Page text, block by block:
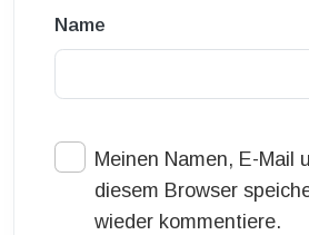
Name
Meinen Namen, E-Mail
diesem Browser
wieder kommentiere.